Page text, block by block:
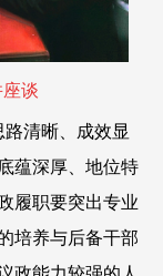
谈
清晰、成效显
蕴深厚、地位特
履职要突出专业
培养与后备干部